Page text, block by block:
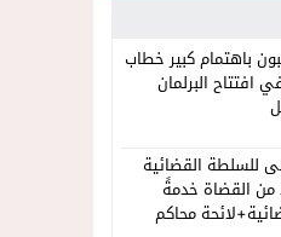
باهتمام كبير خطاب
افتتاح البرلمان
للسلطة القضائية
من القضاة خدمةً
محاكم